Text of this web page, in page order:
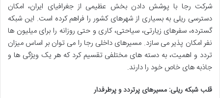
شرکت رجا با پوشش دادن بخش عظیمی از جغرافیای ایران، امکان
دسترسی ریلی به بسیاری از شهرهای کشور را فراهم کرده است. این شبکه
گسترده، سفرهای زیارتی، سیاحتی، کاری و حتی روزانه را برای میلیون ها
نفر امکان پذیر می سازد. مسیرهای داخلی رجا را می توان بر اساس میزان
تردد و اهمیت، به دسته های مختلفی تقسیم کرد که هر یک ویژگی ها و
جاذبه های خاص خود را دارند.
قلب شبکه ریلی: مسیرهای پرتردد و پرطرفدار